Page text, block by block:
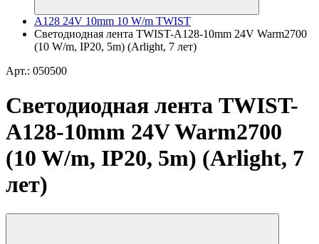
A128 24V 10mm 10 W/m TWIST
Светодиодная лента TWIST-A128-10mm 24V Warm2700
(10 W/m, IP20, 5m) (Arlight, 7 лет)
Арт.: 050500
Светодиодная лента TWIST-
A128-10mm 24V Warm2700
(10 W/m, IP20, 5m) (Arlight, 7
лет)